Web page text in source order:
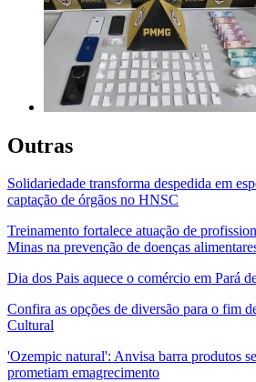
Outras
Solidariedade transforma despedida em
captação de órgãos no HNSC
Treinamento fortalece atuação de
Minas na prevenção de doenças
Dia dos Pais aquece o comércio em Pará
Confira as opções de diversão para o fim
Cultural
'Ozempic natural': Anvisa barra produtos
prometiam emagrecimento